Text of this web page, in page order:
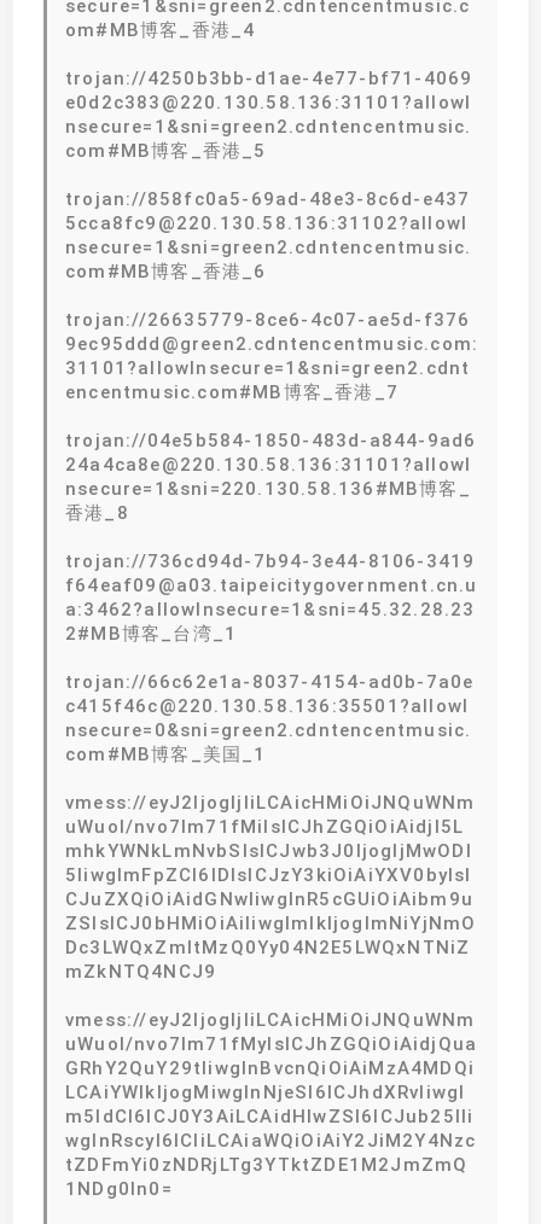
secure=1&sni=green2.cdntencentmusic.c
om#MB博客_香港_4
trojan://4250b3bb-d1ae-4e77-bf71-4069
e0d2c383@220.130.58.136:31101?allowI
nsecure=1&sni=green2.cdntencentmusic.
com#MB博客_香港_5
trojan://858fc0a5-69ad-48e3-8c6d-e437
5cca8fc9@220.130.58.136:31102?allowI
nsecure=1&sni=green2.cdntencentmusic.
com#MB博客_香港_6
trojan://26635779-8ce6-4c07-ae5d-f376
9ec95ddd@green2.cdntencentmusic.com:
31101?allowInsecure=1&sni=green2.cdnt
encentmusic.com#MB博客_香港_7
trojan://04e5b584-1850-483d-a844-9ad6
24a4ca8e@220.130.58.136:31101?allowI
nsecure=1&sni=220.130.58.136#MB博客_
香港_8
trojan://736cd94d-7b94-3e44-8106-3419
f64eaf09@a03.taipeicitygovernment.cn.u
a:3462?allowInsecure=1&sni=45.32.28.23
2#MB博客_台湾_1
trojan://66c62e1a-8037-4154-ad0b-7a0e
c415f46c@220.130.58.136:35501?allowI
nsecure=0&sni=green2.cdntencentmusic.
com#MB博客_美国_1
vmess://eyJ2IjogIjIiLCAicHMiOiJNQuWNm
uWuol/nvo7lm71fMiIsICJhZGQiOiAidjI5L
mhkYWNkLmNvbSIsICJwb3J0IjogIjMwODI
5IiwgImFpZCI6IDIsICJzY3kiOiAiYXV0byIsI
CJuZXQiOiAidGNwIiwgInR5cGUiOiAibm9u
ZSIsICJ0bHMiOiAiIiwgImlkIjogImNiYjNmO
Dc3LWQxZmItMzQ0Yy04N2E5LWQxNTNiZ
mZkNTQ4NCJ9
vmess://eyJ2IjogIjIiLCAicHMiOiJNQuWNm
uWuol/nvo7lm71fMyIsICJhZGQiOiAidjQua
GRhY2QuY29tIiwgInBvcnQiOiAiMzA4MDQi
LCAiYWlkIjogMiwgInNjeSI6ICJhdXRvIiwgI
m5ldCI6ICJ0Y3AiLCAidHlwZSI6ICJub25lIi
wgInRscyI6ICIiLCAiaWQiOiAiY2JiM2Y4Nzc
tZDFmYi0zNDRjLTg3YTktZDE1M2JmZmQ
1NDg0In0=